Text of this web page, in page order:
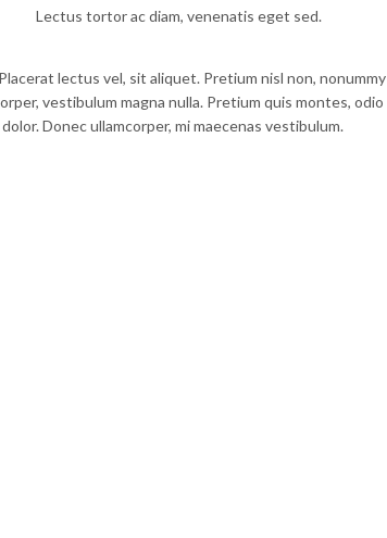
Lectus tortor ac diam, venenatis eget sed.
lectus vel, sit aliquet. Pretium nisl non, nonummy
vestibulum magna nulla. Pretium quis montes, odio
Donec ullamcorper, mi maecenas vestibulum.